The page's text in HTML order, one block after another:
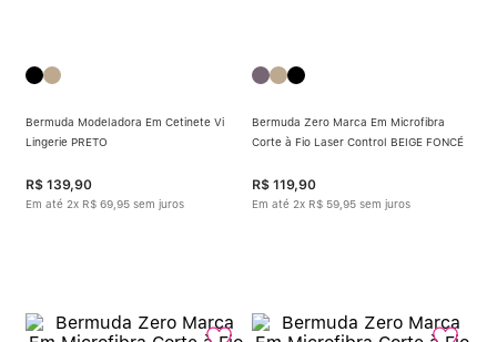
Bermuda Modeladora Em Cetinete Vi
Lingerie PRETO
R$ 139,90
Em até 2x R$ 69 95 sem juros
Bermuda Zero Marca Em Microfibra
Corte à Fio Laser Control BEIGE FONCÉ
R$ 119,90
Em até 2x R$ 59 95 sem juros